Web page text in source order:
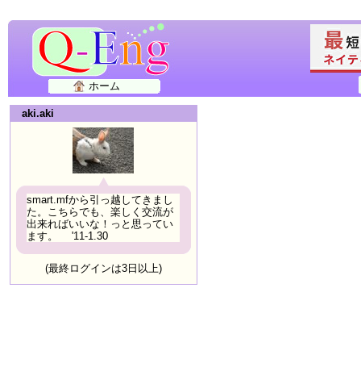
ホーム
aki.aki
smart.mfから引っ越してきまし
た。こちらでも、楽しく交流が
出来ればいいな！っと思ってい
ます。 '11-1.30
(最終ログインは3日以上)